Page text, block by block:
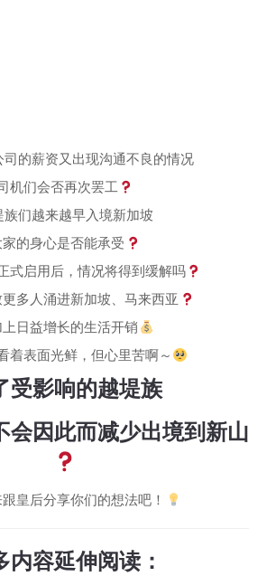
司的薪资又出现沟通不良的情况
机们会否再次罢工
族们越来越早入境新加坡
家的身心是否能承受
式启用后，情况将得到缓解吗
多人涌进新加坡、马来西亚
日益增长的生活开销
着表面光鲜，但心里苦啊～
受影响的越堤族
会因此而减少出境到新山
皇后分享你们的想法吧！
内容延伸阅读：